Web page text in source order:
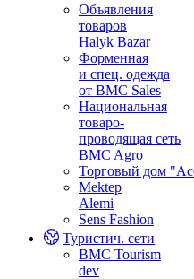
Объявления
товаров
Halyk Bazar
Форменная
и спец. одежда
от BMC Sales
Национальная
товаро-
проводящая сеть
BMC Agro
Торговый дом
Mektep
Alemi
Sens Fashion
Туристич. сети
BMC Tourism
dev